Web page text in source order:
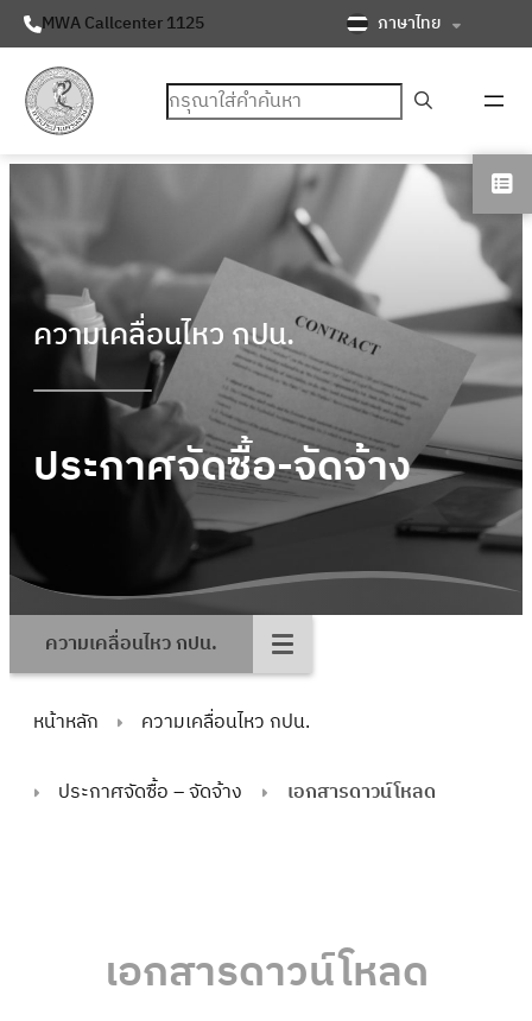
MWA Callcenter 1125 ภาษาไทย
ค้นหา
ความเคลื่อนไหว กปน.
ประกาศจัดซื้อ-จัดจ้าง
ความเคลื่อนไหว กปน.
หน้าหลัก ความเคลื่อนไหว กปน.
ประกาศจัดซื้อ – จัดจ้าง เอกสารดาวน์โหลด
เอกสารดาวน์โหลด